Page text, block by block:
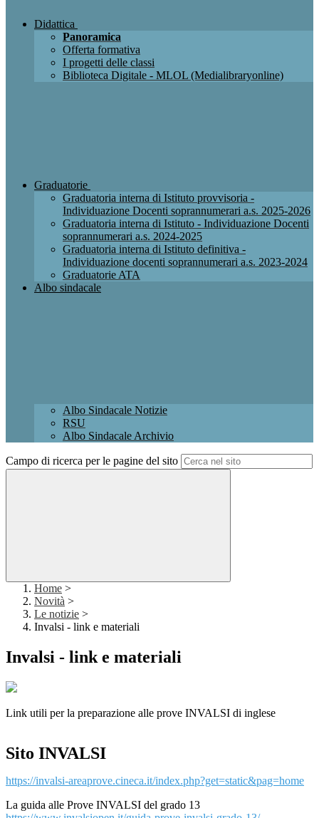
Didattica
Panoramica
Offerta formativa
I progetti delle classi
Biblioteca Digitale - MLOL (Medialibraryonline)
Graduatorie
Graduatoria interna di Istituto provvisoria -
Individuazione Docenti soprannumerari a.s. 2025-2026
Graduatoria interna di Istituto - Individuazione Docenti
soprannumerari a.s. 2024-2025
Graduatoria interna di Istituto definitiva -
Individuazione docenti soprannumerari a.s. 2023-2024
Graduatorie ATA
Albo sindacale
Albo Sindacale Notizie
RSU
Albo Sindacale Archivio
Campo di ricerca per le pagine del sito
Home >
Novità >
Le notizie >
Invalsi - link e materiali
Invalsi - link e materiali
Link utili per la preparazione alle prove INVALSI di inglese
Sito INVALSI
https://invalsi-areaprove.cineca.it/index.php?get=static&pag=home
La guida alle Prove INVALSI del grado 13